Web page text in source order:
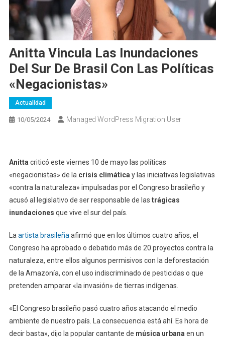
Anitta Vincula Las Inundaciones
Del Sur De Brasil Con Las Políticas
«negacionistas»
Actualidad
10/05/2024 Managed WordPress Migration User
Anitta criticó este viernes 10 de mayo las políticas
«negacionistas» de la crisis climática y las iniciativas legislativas
«contra la naturaleza» impulsadas por el Congreso brasileño y
acusó al legislativo de ser responsable de las trágicas
inundaciones que vive el sur del país.
La artista brasileña afirmó que en los últimos cuatro años, el
Congreso ha aprobado o debatido más de 20 proyectos contra la
naturaleza, entre ellos algunos permisivos con la deforestación
de la Amazonía, con el uso indiscriminado de pesticidas o que
pretenden amparar «la invasión» de tierras indígenas.
«El Congreso brasileño pasó cuatro años atacando el medio
ambiente de nuestro país. La consecuencia está ahí. Es hora de
decir basta», dijo la popular cantante de música urbana en un